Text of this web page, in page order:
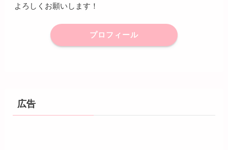
よろしくお願いします！
プロフィール
広告